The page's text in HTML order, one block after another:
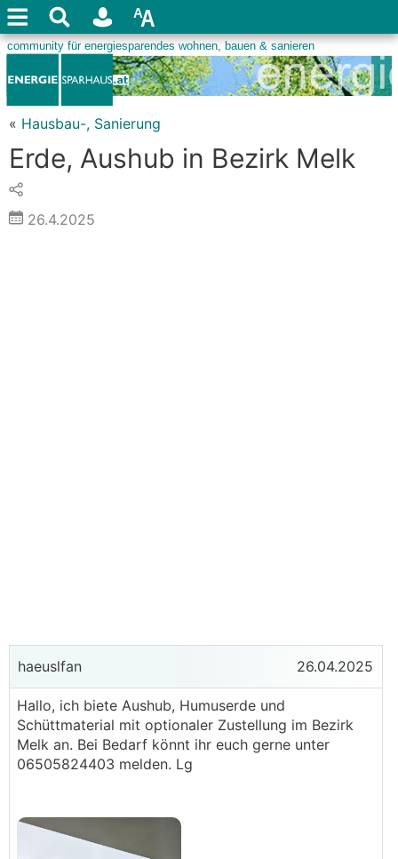
« Hausbau-, Sanierung
Erde, Aushub in Bezirk Melk
26.4.2025
haeuslfan 26.04.2025
Hallo, ich biete Aushub, Humuserde und
Schüttmaterial mit optionaler Zustellung im Bezirk
Melk an. Bei Bedarf könnt ihr euch gerne unter
06505824403 melden. Lg